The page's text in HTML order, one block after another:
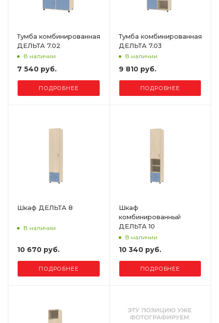
Тумба комбинированная
ДЕЛЬТА 7.02
В наличии
7 540 руб.
ПОДРОБНЕЕ
Тумба комбинированная
ДЕЛЬТА 7.03
В наличии
9 810 руб.
ПОДРОБНЕЕ
Шкаф ДЕЛЬТА 8
В наличии
10 670 руб.
ПОДРОБНЕЕ
Шкаф
комбинированный
ДЕЛЬТА 10
В наличии
10 340 руб.
ПОДРОБНЕЕ